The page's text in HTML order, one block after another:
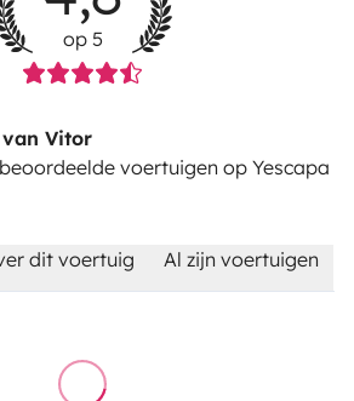
op 5
Vitor
voertuigen op Yescapa
dit voertuig Al zijn voertuigen